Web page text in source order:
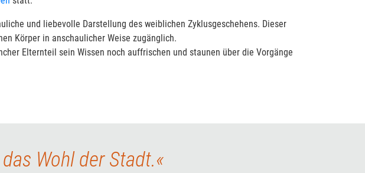
und liebevolle Darstellung des weiblichen Zyklusgeschehens. Dieser
Körper in anschaulicher Weise zugänglich.
Elternteil sein Wissen noch auffrischen und staunen über die Vorgänge
Wohl der Stadt.«